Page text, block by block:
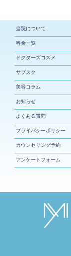
当院について
料金一覧
ドクターズコスメ
サブスク
美容コラム
お知らせ
よくある質問
プライバシーポリシー
カウンセリング予約
アンケートフォーム